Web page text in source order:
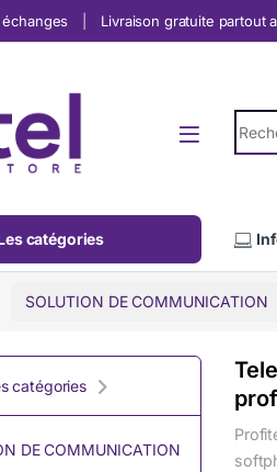
échanges Livraison gratuite partout
catégories
SOLUTION DE COMMUNICATION
catégories
DE COMMUNICATION